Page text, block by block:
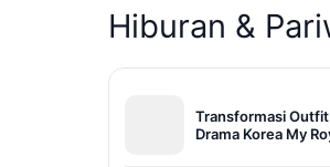
Hiburan &
Transformasi
Drama Korea My